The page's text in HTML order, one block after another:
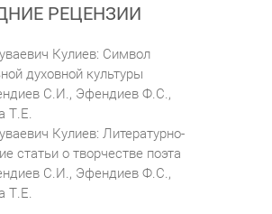
РЕЦЕНЗИИ
Кулиев: Символ
духовной культуры
С.И., Эфендиев Ф.С.,
Т.Е.
Кулиев: Литературно-
статьи о творчестве поэта
С.И., Эфендиев Ф.С.,
Т.Е.